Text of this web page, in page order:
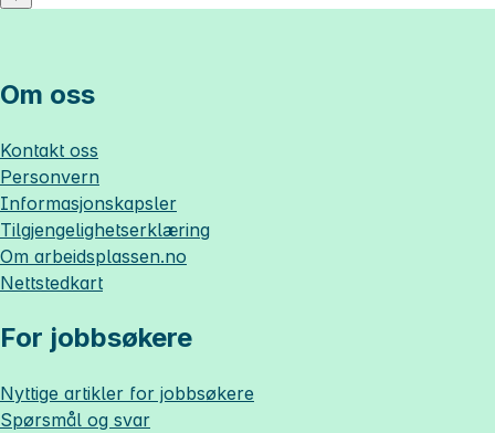
Om oss
Kontakt oss
Personvern
Informasjonskapsler
Tilgjengelighetserklæring
Om arbeidsplassen.no
Nettstedkart
For jobbsøkere
Nyttige artikler for jobbsøkere
Spørsmål og svar